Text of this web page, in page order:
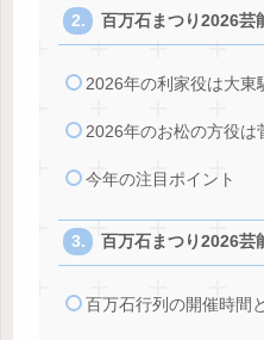
百万石まつり2026芸
2026年の利家役は大東
2026年のお松の方役は
今年の注目ポイント
百万石まつり2026芸
百万石行列の開催時間